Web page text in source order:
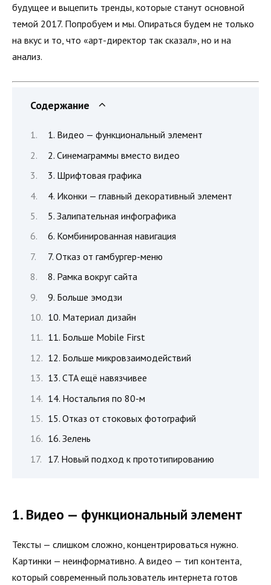
будущее и выцепить тренды, которые станут основной
темой 2017. Попробуем и мы. Опираться будем не только
на вкус и то, что «арт-директор так сказал», но и на
анализ.
Содержание
1. Видео — функциональный элемент
2. Синемаграммы вместо видео
3. Шрифтовая графика
4. Иконки — главный декоративный элемент
5. Залипательная инфографика
6. Комбинированная навигация
7. Отказ от гамбургер-меню
8. Рамка вокруг сайта
9. Больше эмодзи
10. Материал дизайн
11. Больше Mobile First
12. Больше микровзаимодействий
13. CTA ещё навязчивее
14. Ностальгия по 80-м
15. Отказ от стоковых фотографий
16. Зелень
17. Новый подход к прототипированию
1. Видео — функциональный элемент
Тексты — слишком сложно, концентрироваться нужно.
Картинки — неинформативно. А видео — тип контента,
который современный пользователь интернета готов